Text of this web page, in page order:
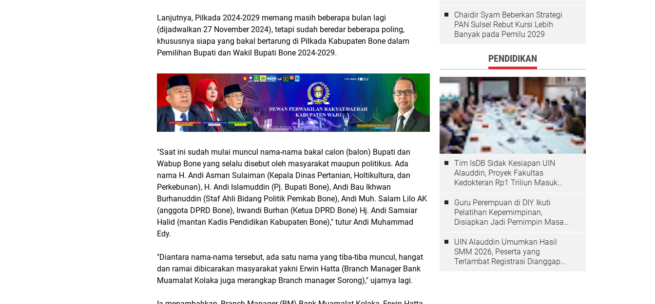
Lanjutnya, Pilkada 2024-2029 memang masih beberapa bulan lagi
(dijadwalkan 27 November 2024), tetapi sudah beredar beberapa poling,
khususnya siapa yang bakal bertarung di Pilkada Kabupaten Bone dalam
Pemilihan Bupati dan Wakil Bupati Bone 2024-2029.
"Saat ini sudah mulai muncul nama-nama bakal calon (balon) Bupati dan
Wabup Bone yang selalu disebut oleh masyarakat maupun politikus. Ada
nama H. Andi Asman Sulaiman (Kepala Dinas Pertanian, Holtikultura, dan
Perkebunan), H. Andi Islamuddin (Pj. Bupati Bone), Andi Bau Ikhwan
Burhanuddin (Staf Ahli Bidang Politik Pemkab Bone), Andi Muh. Salam Lilo AK
(anggota DPRD Bone), Irwandi Burhan (Ketua DPRD Bone) Hj. Andi Samsiar
Halid (mantan Kadis Pendidikan Kabupaten Bone)," tutur Andi Muhammad
Edy.
"Diantara nama-nama tersebut, ada satu nama yang tiba-tiba muncul, hangat
dan ramai dibicarakan masyarakat yakni Erwin Hatta (Branch Manager Bank
Muamalat Kolaka juga merangkap Branch manager Sorong)," ujarnya lagi.
Chaidir Syam Beberkan Strategi
PAN Sulsel Rebut Kursi Lebih
Banyak pada Pemilu 2029
PENDIDIKAN
Tim IsDB Sidak Kesiapan UIN
Alauddin, Proyek Fakultas
Kedokteran Rp1 Triliun Masuk
Guru Perempuan di DIY Ikuti
Pelatihan Kepemimpinan,
Disiapkan Jadi Pemimpin Masa
UIN Alauddin Umumkan Hasil
SMM 2026, Peserta yang
Terlambat Registrasi Dianggap